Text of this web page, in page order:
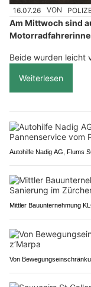
16.07.26 VON
Am Mittwoch sind
Beide wurden leicht
Weiterlesen
Autohilfe Nadig AG, Flums
Mittler Bauunternehmung
Von